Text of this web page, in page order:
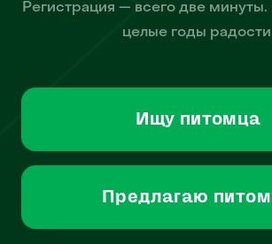
Регистрация — всего две
целые годы
Ищу питомца
Предлагаю